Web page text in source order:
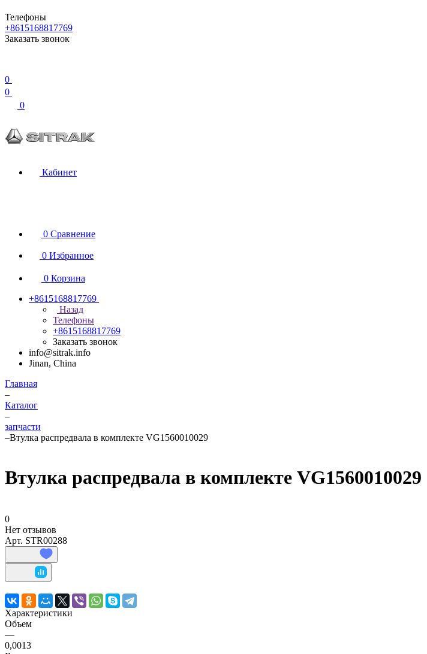
Телефоны
+8615168817769
Заказать звонок
0
0
0
Кабинет
0 Сравнение
0 Избранное
0 Корзина
+8615168817769
Назад
Телефоны
+8615168817769
Заказать звонок
info@sitrak.info
Jinan, China
Главная
–
Каталог
–
запчасти
–Втулка распредвала в комплекте VG1560010029
Втулка распредвала в комплекте VG1560010029
0
Нет отзывов
Арт. STR00288
Характеристики
Объем
—
0,0013